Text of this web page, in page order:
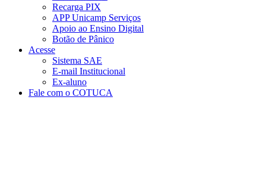
Recarga PIX
APP Unicamp Serviços
Apoio ao Ensino Digital
Botão de Pânico
Acesse
Sistema SAE
E-mail Institucional
Ex-aluno
Fale com o COTUCA